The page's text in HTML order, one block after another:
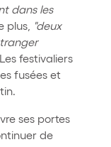
dans les
plus, "deux
Les festivaliers
fusées et
ses portes
de